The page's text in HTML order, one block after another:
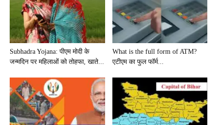
Subhadra Yojana: पीएम मोदी के
जन्मदिन पर महिलाओं को तोहफा, खाते...
What is the full form of ATM?
एटीएम का फुल फॉर्म...